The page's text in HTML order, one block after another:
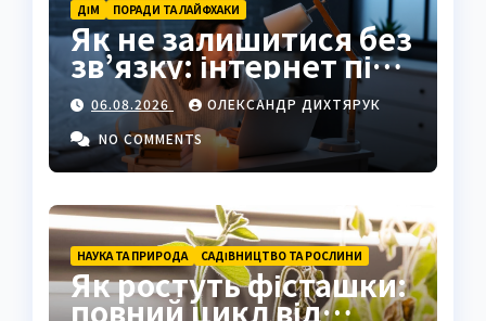
ДІМ ПОРАДИ ТА ЛАЙФХАКИ
Як не залишитися без
зв’язку: інтернет під
час відключень світла
06.08.2026
ОЛЕКСАНДР ДИХТЯРУК
NO COMMENTS
НАУКА ТА ПРИРОДА САДІВНИЦТВО ТА РОСЛИНИ
Як ростуть фісташки:
повний цикл від